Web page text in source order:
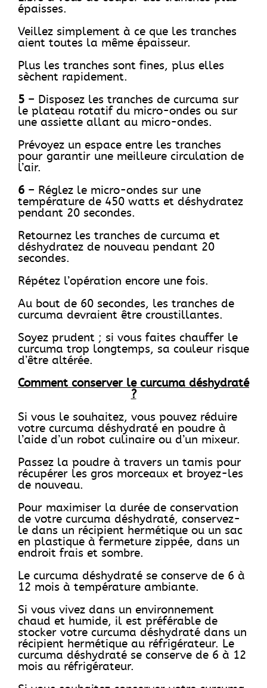
épaisses.
Veillez simplement à ce que les tranches
aient toutes la même épaisseur.
Plus les tranches sont fines, plus elles
sèchent rapidement.
5 – Disposez les tranches de curcuma sur
le plateau rotatif du micro-ondes ou sur
une assiette allant au micro-ondes.
Prévoyez un espace entre les tranches
pour garantir une meilleure circulation de
l’air.
6 – Réglez le micro-ondes sur une
température de 450 watts et déshydratez
pendant 20 secondes.
Retournez les tranches de curcuma et
déshydratez de nouveau pendant 20
secondes.
Répétez l’opération encore une fois.
Au bout de 60 secondes, les tranches de
curcuma devraient être croustillantes.
Soyez prudent ; si vous faites chauffer le
curcuma trop longtemps, sa couleur risque
d’être altérée.
Comment conserver le curcuma déshydraté
?
Si vous le souhaitez, vous pouvez réduire
votre curcuma déshydraté en poudre à
l’aide d’un robot culinaire ou d’un mixeur.
Passez la poudre à travers un tamis pour
récupérer les gros morceaux et broyez-les
de nouveau.
Pour maximiser la durée de conservation
de votre curcuma déshydraté, conservez-
le dans un récipient hermétique ou un sac
en plastique à fermeture zippée, dans un
endroit frais et sombre.
Le curcuma déshydraté se conserve de 6 à
12 mois à température ambiante.
Si vous vivez dans un environnement
chaud et humide, il est préférable de
stocker votre curcuma déshydraté dans un
récipient hermétique au réfrigérateur. Le
curcuma déshydraté se conserve de 6 à 12
mois au réfrigérateur.